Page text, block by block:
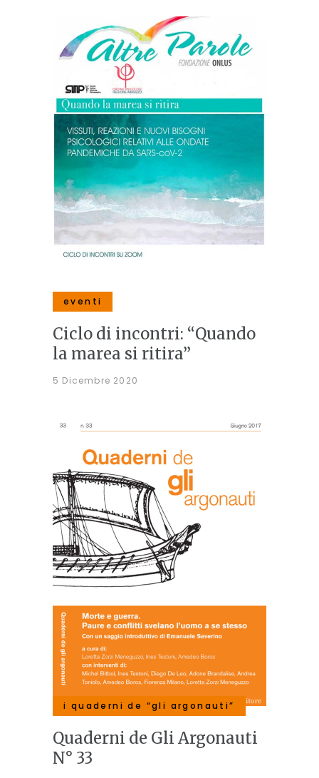
eventi
Ciclo di incontri: “Quando
la marea si ritira”
5 Dicembre 2020
i quaderni de “gli argonauti”
Quaderni de Gli Argonauti
N° 33